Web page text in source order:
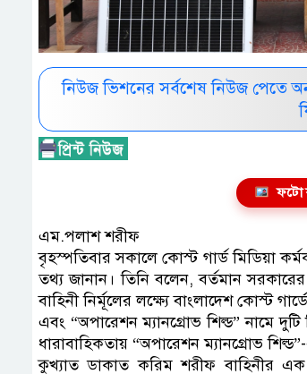
নিউজ ভিশনের সর্বশেষ নিউজ পেতে
ফটো
এম.পলাশ শরীফ
বৃহস্পতিবার সকালে কোস্ট গার্ড মিডিয়া
তথ্য জানান। তিনি বলেন, বর্তমান
বাহিনী নির্মূলের লক্ষ্যে বাংলাদেশ কোস্ট
এবং “অপারেশন ম্যানগ্রোভ শিল্ড” নামে
ধারাবাহিকতায় “অপারেশন ম্যানগ্রোভ
কুখ্যাত ডাকাত করিম শরীফ বাহিনীর